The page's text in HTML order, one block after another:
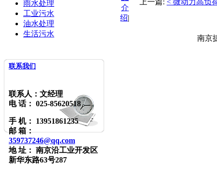
雨水处理
工业污水
油水处理
生活污水
联系我们
联系人：文经理
电 话： 025-85620518
手 机： 13951861235
邮 箱：
359737246@qq.com
地 址： 南京沿工业开发区
新华东路63号287
介
绍|
南京